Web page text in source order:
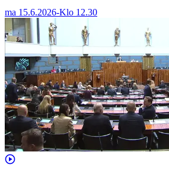
ma 15.6.2026-Klo 12.30